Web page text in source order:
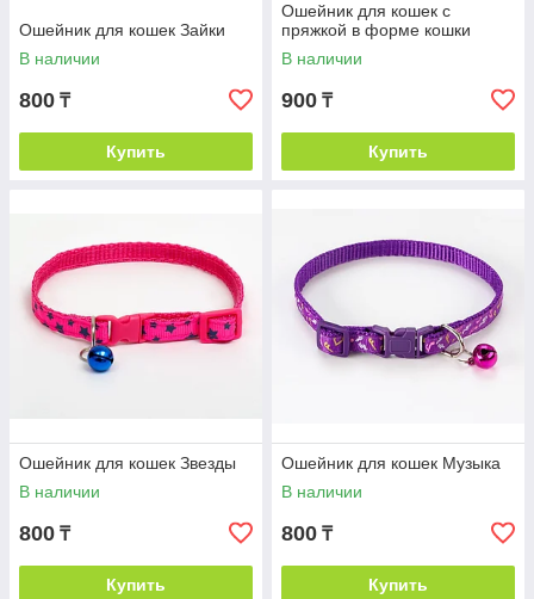
Ошейник для кошек Зайки
В наличии
800 ₸
Купить
Ошейник для кошек с
пряжкой в форме кошки
В наличии
900 ₸
Купить
Ошейник для кошек Звезды
В наличии
800 ₸
Купить
Ошейник для кошек Музыка
В наличии
800 ₸
Купить